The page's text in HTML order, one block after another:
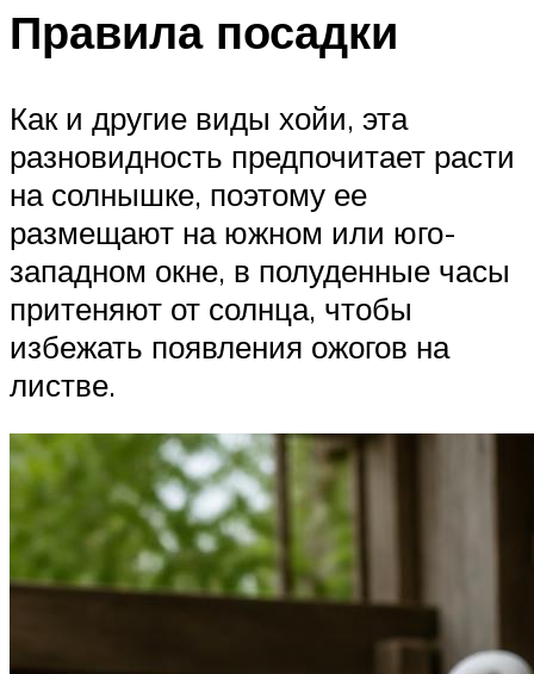
Правила посадки
Как и другие виды хойи, эта
разновидность предпочитает расти
на солнышке, поэтому ее
размещают на южном или юго-
западном окне, в полуденные часы
притеняют от солнца, чтобы
избежать появления ожогов на
листве.